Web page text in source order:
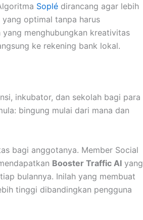
Soplé dirancang agar lebih
optimal tanpa harus
yang menghubungkan kreativitas
ke rekening bank lokal.
inkubator, dan sekolah bagi para
bingung mulai dari mana dan
bagi anggotanya. Member Social
Booster Traffic AI yang
bulannya. Inilah yang membuat
tinggi dibandingkan pengguna